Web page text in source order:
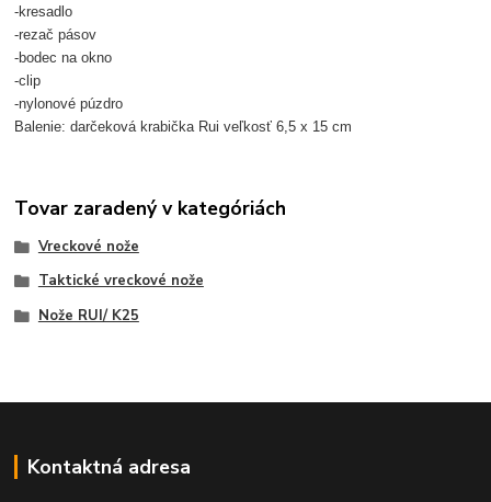
-kresadlo
-rezač pásov
-bodec na okno
-clip
-nylonové púzdro
Balenie: darčeková krabička Rui veľkosť 6,5 x 15 cm
Tovar zaradený v kategóriách
Vreckové nože
Taktické vreckové nože
Nože RUI/ K25
Kontaktná adresa